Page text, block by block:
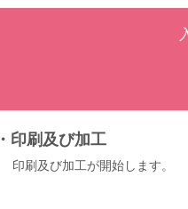
・印刷及び加工
印刷及び加工が開始します。